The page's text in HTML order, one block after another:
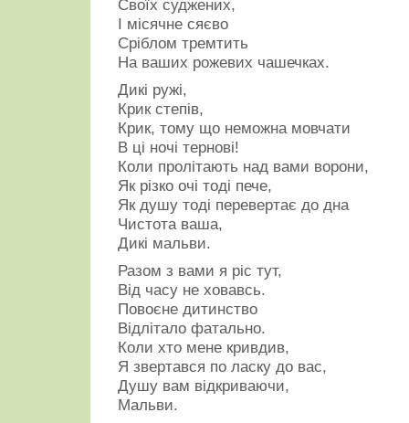
Своїх суджених,
І місячне сяєво
Сріблом тремтить
На ваших рожевих чашечках.
Дикі ружі,
Крик степів,
Крик, тому що неможна мовчати
В ці ночі тернові!
Коли пролітають над вами ворони,
Як різко очі тоді пече,
Як душу тоді перевертає до дна
Чистота ваша,
Дикі мальви.
Разом з вами я ріс тут,
Від часу не ховавсь.
Повоєне дитинство
Відлітало фатально.
Коли хто мене кривдив,
Я звертався по ласку до вас,
Душу вам відкриваючи,
Мальви.